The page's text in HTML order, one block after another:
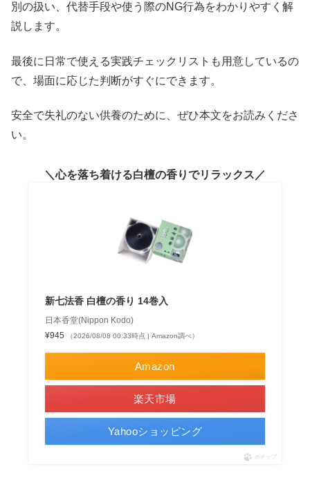
別の扱い、代替手段や使う際のNG行為をわかりやすく解
説します。
最後に日常で使える実践チェックリストも用意しているの
で、場面に応じた判断がすぐにできます。
安全で失礼のない供養のために、ぜひ本文をお読みくださ
い。
心を落ち着ける白檀の香りでリラックス
新七法香 白檀の香り 14巻入
日本香堂(Nippon Kodo)
¥945
（2026/08/08 00:33時点 | Amazon調べ）
Amazon
楽天市場
Yahooショッピング
ポチップ